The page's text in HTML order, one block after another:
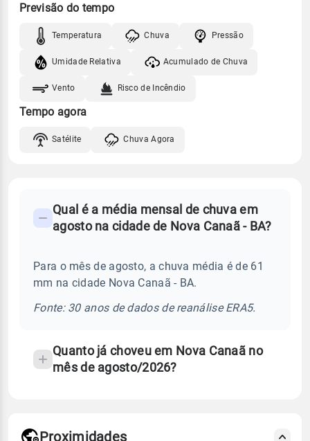
Previsão do tempo
Temperatura Chuva Pressão
Umidade Relativa Acumulado de Chuva
Vento Risco de Incêndio
Tempo agora
Satélite Chuva Agora
Perguntas
sobre
chuva
Qual é a média mensal de chuva em
agosto na cidade de Nova Canaã - BA?
Para o mês de agosto, a chuva média é de 61
mm na cidade Nova Canaã - BA.
Fonte: 30 anos de dados de reanálise ERA5.
Quanto já choveu em Nova Canaã no
mês de agosto/2026?
Proximidades